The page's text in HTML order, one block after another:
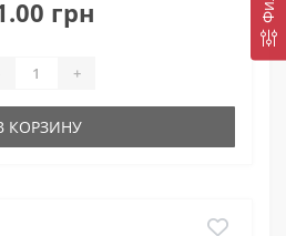
грн
+
КОРЗИНУ